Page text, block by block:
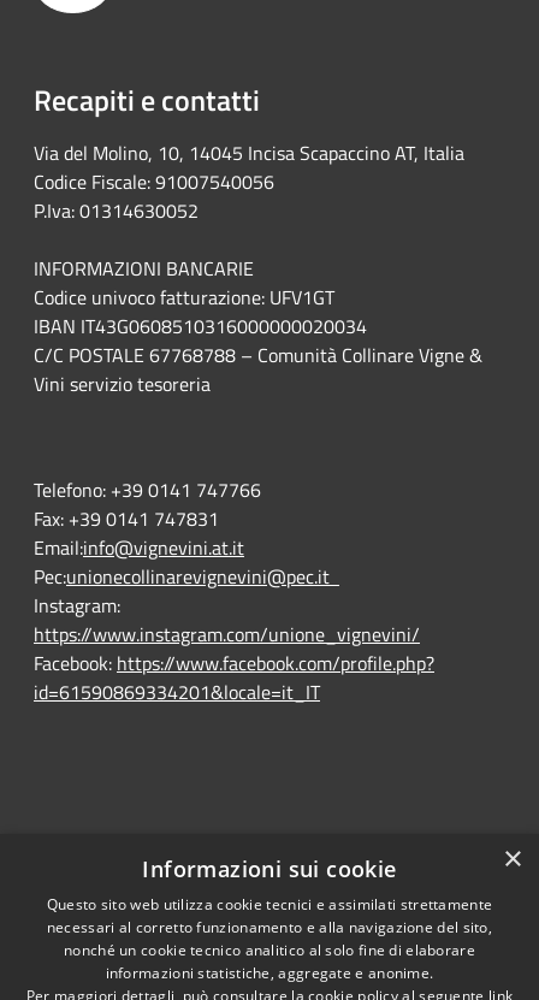
Recapiti e contatti
Via del Molino, 10, 14045 Incisa Scapaccino AT, Italia
Codice Fiscale: 91007540056
P.Iva: 01314630052
INFORMAZIONI BANCARIE
Codice univoco fatturazione: UFV1GT
IBAN IT43G0608510316000000020034
C/C POSTALE 67768788 – Comunità Collinare Vigne &
Vini servizio tesoreria
Telefono: +39 0141 747766
Fax: +39 0141 747831
Email:info@vignevini.at.it
Pec:unionecollinarevignevini@pec.it
Instagram:
https://www.instagram.com/unione_vignevini/
Facebook: https://www.facebook.com/profile.php?
id=61590869334201&locale=it_IT
RSS
Accessibility
Ente convenzionato
Astigov
×
Informazioni sui cookie
Questo sito web utilizza cookie tecnici e assimilati strettamente
necessari al corretto funzionamento e alla navigazione del sito,
nonché un cookie tecnico analitico al solo fine di elaborare
informazioni statistiche, aggregate e anonime.
Per maggiori dettagli, può consultare la cookie policy al seguente link